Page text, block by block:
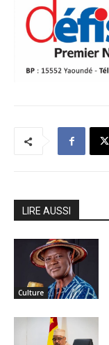
LIRE AUSSI
Culture